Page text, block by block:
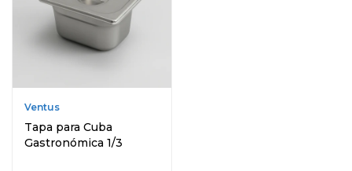
Ventus
Tapa para Cuba
Gastronómica 1/3